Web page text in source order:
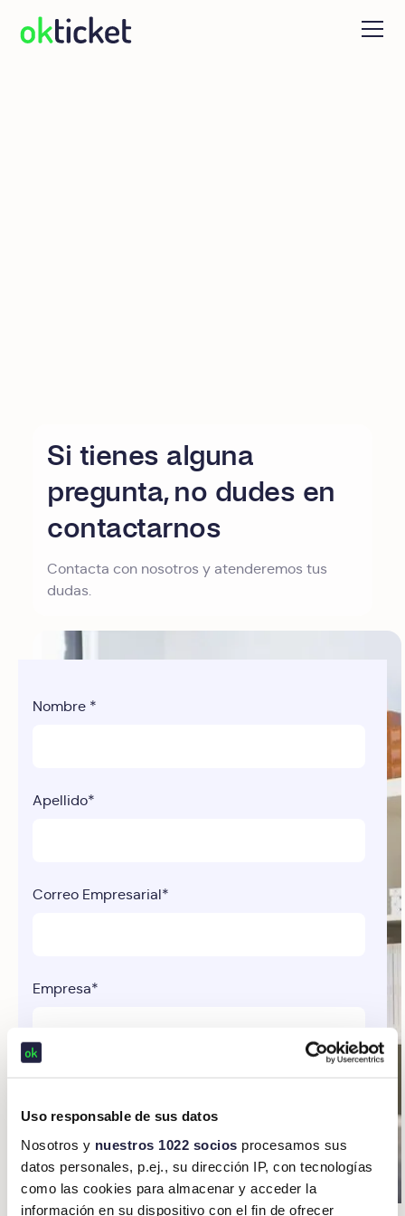
Uso responsable de sus datos
Nosotros y nuestros 1022 socios procesamos sus
datos personales, p.ej., su dirección IP, con tecnologías
como las cookies para almacenar y acceder la
información en su dispositivo con el fin de ofrecer
Si tienes alguna
pregunta, no dudes en
contactarnos
Contacta con nosotros y atenderemos tus
dudas.
Nombre *
Apellido*
Correo Empresarial*
Empresa*
Número de teléfono
Mensaje